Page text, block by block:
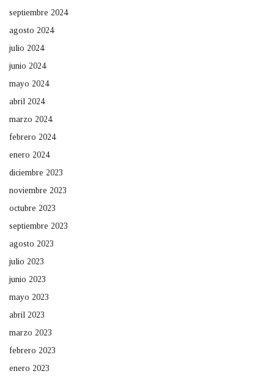
septiembre 2024
agosto 2024
julio 2024
junio 2024
mayo 2024
abril 2024
marzo 2024
febrero 2024
enero 2024
diciembre 2023
noviembre 2023
octubre 2023
septiembre 2023
agosto 2023
julio 2023
junio 2023
mayo 2023
abril 2023
marzo 2023
febrero 2023
enero 2023